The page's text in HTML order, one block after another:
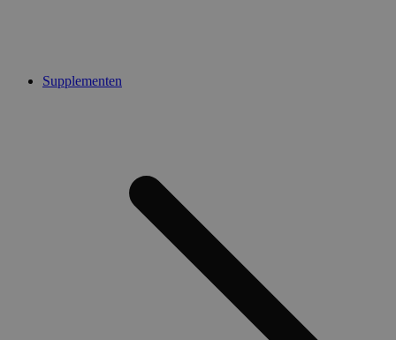
Supplementen